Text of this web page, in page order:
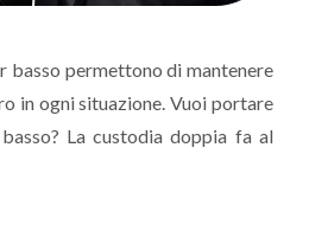
basso permettono di mantenere
in ogni situazione. Vuoi portare
La custodia doppia fa al